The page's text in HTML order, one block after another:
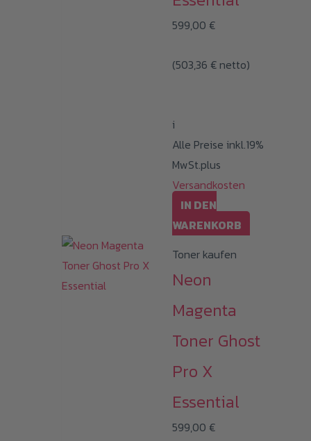
599,00 €
(503,36 € netto)
i
Alle Preise inkl.19%
MwSt.plus
Versandkosten
IN DEN
WARENKORB
Toner kaufen
Neon
Magenta
Toner Ghost
Pro X
Essential
599,00 €